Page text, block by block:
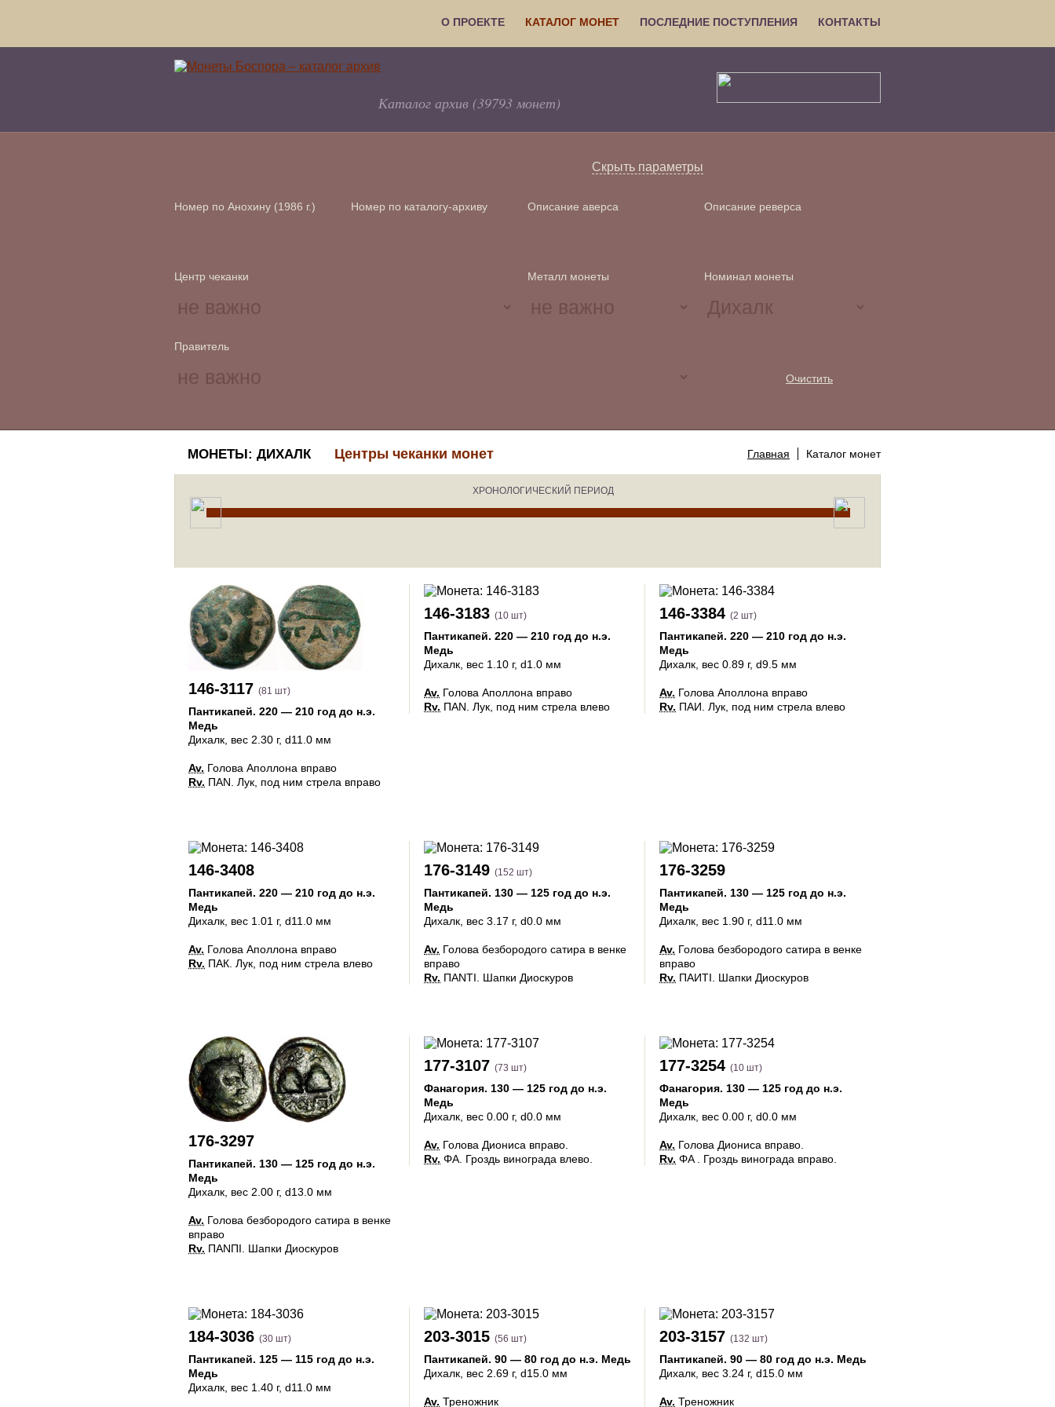
О ПРОЕКТЕ КАТАЛОГ МОНЕТ ПОСЛЕДНИЕ ПОСТУПЛЕНИЯ КОНТАКТЫ
Каталог архив (39793 монет)
Скрыть параметры
Номер по Анохину (1986 г.) Номер по каталогу-архиву Описание аверса Описание реверса
Центр чеканки Металл монеты Номинал монеты
Правитель
Очистить
Главная Каталог монет
МОНЕТЫ: ДИХАЛК Центры чеканки монет
ХРОНОЛОГИЧЕСКИЙ ПЕРИОД
146-3117 (81 шт)
Пантикапей. 220 — 210 год до н.э.
Медь
Дихалк , вес 2.30 г, d11.0 мм
Av. Голова Аполлона вправо
Rv. ПАN. Лук, под ним стрела вправо
146-3183 (10 шт)
Пантикапей. 220 — 210 год до н.э.
Медь
Дихалк , вес 1.10 г, d1.0 мм
Av. Голова Аполлона вправо
Rv. ПАN. Лук, под ним стрела влево
146-3384 (2 шт)
Пантикапей. 220 — 210 год до н.э.
Медь
Дихалк , вес 0.89 г, d9.5 мм
Av. Голова Аполлона вправо
Rv. ПАИ. Лук, под ним стрела влево
146-3408
Пантикапей. 220 — 210 год до н.э.
Медь
Дихалк , вес 1.01 г, d11.0 мм
Av. Голова Аполлона вправо
Rv. ПАК. Лук, под ним стрела влево
176-3149 (152 шт)
Пантикапей. 130 — 125 год до н.э.
Медь
Дихалк , вес 3.17 г, d0.0 мм
Av. Голова безбородого сатира в венке
вправо
Rv. ΠΑΝΤΙ. Шапки Диоскуров
176-3259
Пантикапей. 130 — 125 год до н.э.
Медь
Дихалк , вес 1.90 г, d11.0 мм
Av. Голова безбородого сатира в венке
вправо
Rv. ΠΑИΤΙ. Шапки Диоскуров
176-3297
Пантикапей. 130 — 125 год до н.э.
Медь
Дихалк , вес 2.00 г, d13.0 мм
Av. Голова безбородого сатира в венке
вправо
Rv. ПANПI. Шапки Диоскуров
177-3107 (73 шт)
Фанагория. 130 — 125 год до н.э.
Медь
Дихалк , вес 0.00 г, d0.0 мм
Av. Голова Диониса вправо.
Rv. ΦΑ. Гроздь винограда влево.
177-3254 (10 шт)
Фанагория. 130 — 125 год до н.э.
Медь
Дихалк , вес 0.00 г, d0.0 мм
Av. Голова Диониса вправо.
Rv. ΦΑ . Гроздь винограда вправо.
184-3036 (30 шт)
Пантикапей. 125 — 115 год до н.э.
Медь
Дихалк , вес 1.40 г, d11.0 мм
203-3015 (56 шт)
Пантикапей. 90 — 80 год до н.э. Медь
Дихалк , вес 2.69 г, d15.0 мм
Av. Треножник
203-3157 (132 шт)
Пантикапей. 90 — 80 год до н.э. Медь
Дихалк , вес 3.24 г, d15.0 мм
Av. Треножник